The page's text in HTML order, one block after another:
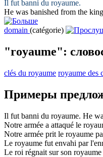
Il fut banni du royaume.
He was banished from the
domain (catégorie)
"royaume":
clés du royaume royaume des
Примеры
Il fut banni du royaume. He
Notre armée a attaqué le
Notre armée prit le royaume
Le royaume fut envahi par
Le roi régnait sur son royaume